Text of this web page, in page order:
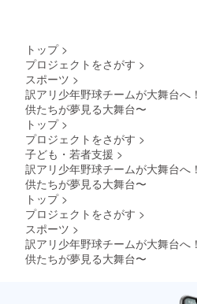
トップ >
プロジェクトをさがす >
スポーツ >
訳アリ少年野球チームが大舞台へ
供たちが夢見る大舞台〜
トップ >
プロジェクトをさがす >
子ども・若者支援 >
訳アリ少年野球チームが大舞台へ
供たちが夢見る大舞台〜
トップ >
プロジェクトをさがす >
スポーツ >
訳アリ少年野球チームが大舞台へ
供たちが夢見る大舞台〜